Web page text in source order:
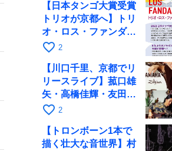
【日本タンゴ大賞受賞
トリオが京都へ】トリ
オ・ロス・ファンダン
ゴスが10月9日にRAG
favorite_border 2
【川口千里、京都でリ
リースライブ】菰口雄
矢・高橋佳輝・友田ジ
ュンと9月28日にRAG
favorite_border 2
【トロンボーン1本で
描く壮大な音世界】村